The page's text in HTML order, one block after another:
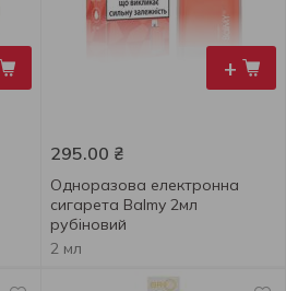
+
295.00 ₴
Одноразова електронна
сигарета Balmy 2мл
рубіновий
2 мл